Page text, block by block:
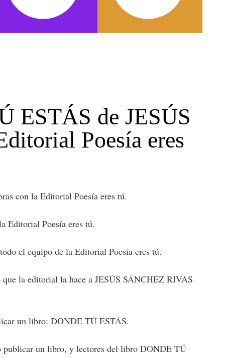
ESTÁS de JESÚS
Poesía eres
con la Editorial Poesía eres tú.
Editorial Poesía eres tú.
el equipo de la Editorial Poesía eres tú.
la editorial la hace a JESÚS SÁNCHEZ RIVAS
un libro: DONDE TÚ ESTÁS.
publicar un libro, y lectores del libro DONDE TÚ